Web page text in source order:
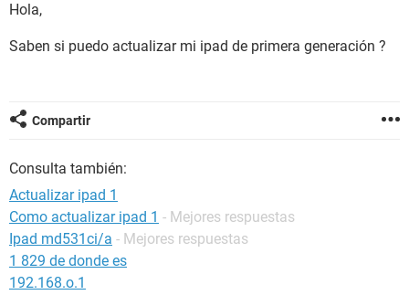
Hola,
Saben si puedo actualizar mi ipad de primera generación ?
Compartir
Consulta también:
Actualizar ipad 1
Como actualizar ipad 1 - Mejores respuestas
Ipad md531ci/a - Mejores respuestas
1 829 de donde es
192.168.o.1